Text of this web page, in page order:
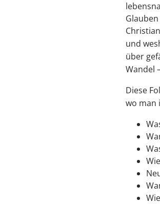
und
über
Wandel
Diese
wo man